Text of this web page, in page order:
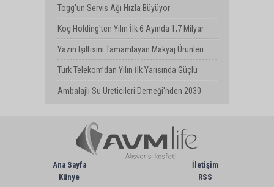
Finansman Desteği
Togg'un Servis Ağı Hızla Büyüyor
Koç Holding'ten Yılın İlk 6 Ayında 1,7 Milyar
Dolarlık Kombine Yatırım
Yazın Işıltısını Tamamlayan Makyaj Ürünleri
Watsons Türkiye'de!
Türk Telekom’dan Yılın İlk Yarısında Güçlü
Performans
Ambalajlı Su Üreticileri Derneği'nden 2030
Ana Sayfa
Künye
İletişim
RSS